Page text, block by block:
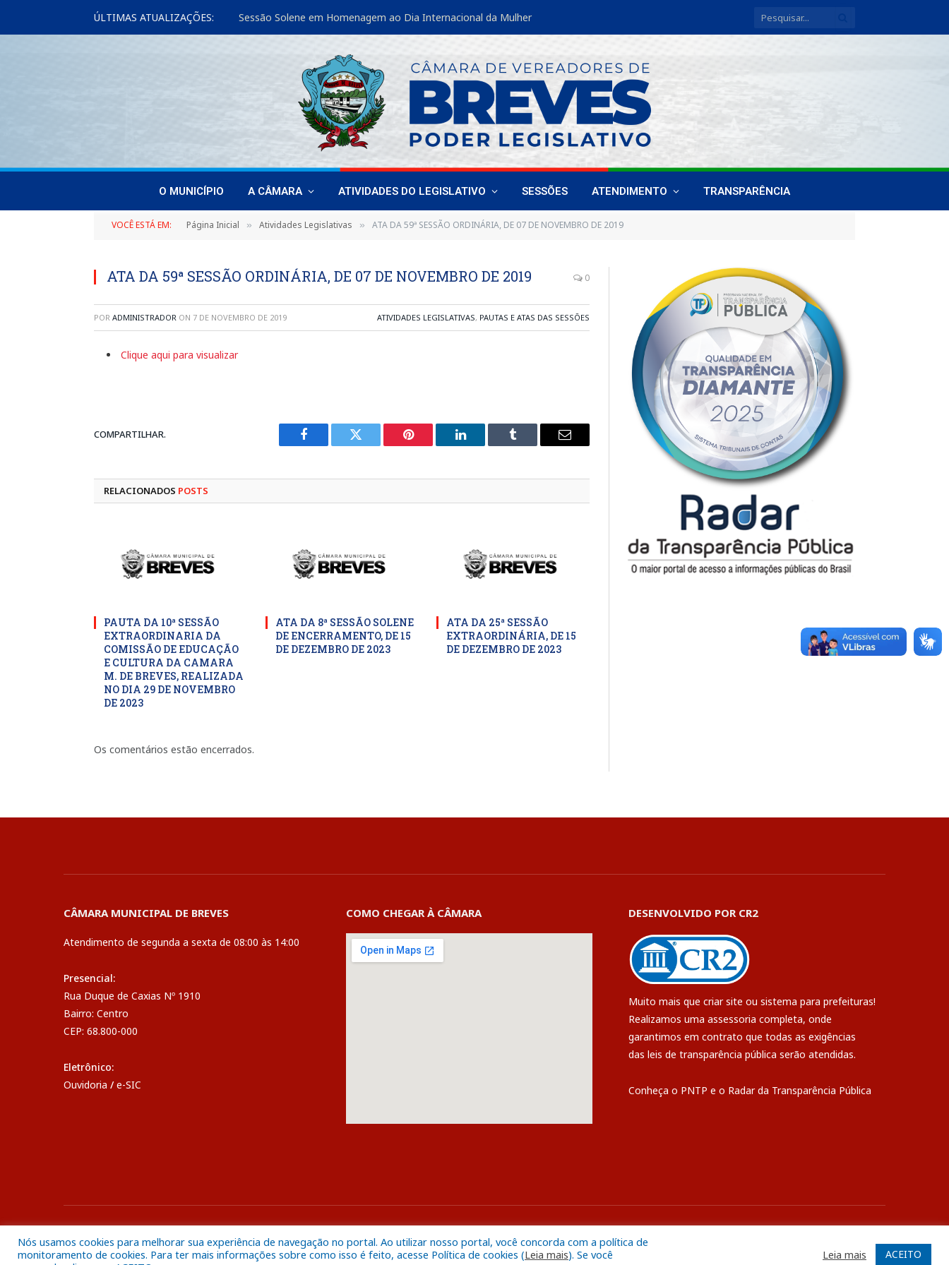
ÚLTIMAS ATUALIZAÇÕES: Sessão Solene em Homenagem ao Dia Internacional da Mulher
O MUNICÍPIO A CÂMARA ATIVIDADES DO LEGISLATIVO SESSÕES ATENDIMENTO TRANSPARÊNCIA
VOCÊ ESTÁ EM: Página Inicial » Atividades Legislativas » ATA DA 59ª SESSÃO ORDINÁRIA, DE 07 DE NOVEMBRO DE 2019
ATA DA 59ª SESSÃO ORDINÁRIA, DE 07 DE NOVEMBRO DE 2019 0
POR ADMINISTRADOR ON 7 DE NOVEMBRO DE 2019 ATIVIDADES LEGISLATIVAS, PAUTAS E ATAS DAS SESSÕES
Clique aqui para visualizar
COMPARTILHAR.
Facebook Twitter Pinterest LinkedIn Tumblr
E-
RELACIONADOS POSTS
PAUTA DA 10ª SESSÃO
EXTRAORDINARIA DA
COMISSÃO DE EDUCAÇÃO
E CULTURA DA CAMARA
M. DE BREVES, REALIZADA
NO DIA 29 DE NOVEMBRO
DE 2023
ATA DA 8ª SESSÃO SOLENE
DE ENCERRAMENTO, DE 15
DE DEZEMBRO DE 2023
ATA DA 25ª SESSÃO
EXTRAORDINÁRIA, DE 15
DE DEZEMBRO DE 2023
Os comentários estão encerrados.
CÂMARA MUNICIPAL DE BREVES
Atendimento de segunda a sexta de 08:00 às 14:00
Presencial:
Rua Duque de Caxias Nº 1910
Bairro: Centro
CEP: 68.800-000
Eletrônico:
Ouvidoria / e-SIC
COMO CHEGAR À CÂMARA DESENVOLVIDO POR CR2
Muito mais que criar site ou sistema para prefeituras!
Realizamos uma assessoria completa, onde
garantimos em contrato que todas as exigências
das leis de transparência pública serão atendidas.
Conheça o PNTP e o Radar da Transparência Pública
Nós usamos cookies para melhorar sua experiência de navegação no portal. Ao utilizar nosso portal, você concorda com a política de
monitoramento de cookies. Para ter mais informações sobre como isso é feito, acesse Política de cookies (Leia mais). Se você
Leia mais ACEITO